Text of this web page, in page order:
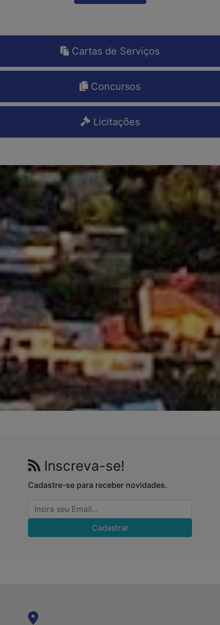
Cartas de Serviços
Concursos
Licitações
Inscreva-se!
Cadastre-se para receber novidades.
Cadastrar